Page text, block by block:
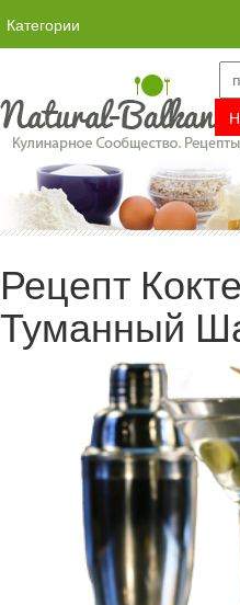
Категории
Рецепт
Туманный